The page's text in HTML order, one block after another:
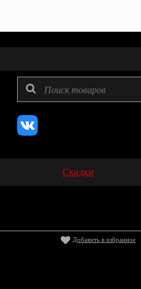
Скидки
Добавить в избранное